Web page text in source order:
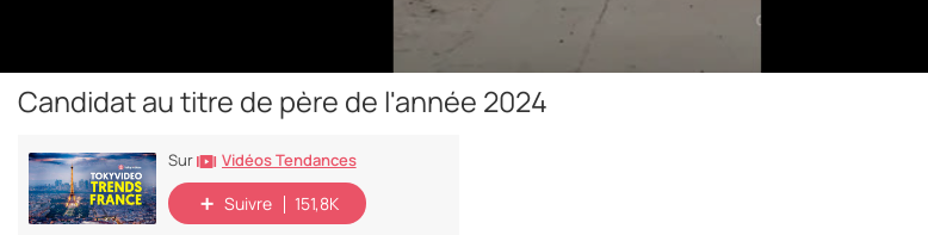
Candidat au titre de père de l'année 2024
Sur Vidéos Tendances
Suivre 151,8K